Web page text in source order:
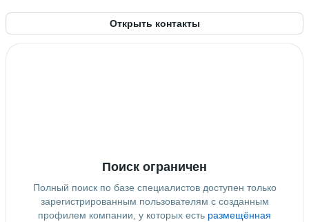
Московский политех • Институт издательского дела и
журналистики
Открыть контакты
Поиск ограничен
Полный поиск по базе специалистов доступен только
зарегистрированным пользователям с созданным
профилем компании, у которых есть размещённая